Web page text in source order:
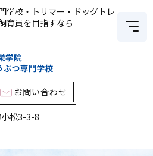
学校・トリマー・ドッグトレ
育員を目指すなら
お問い合わせ
松3-3-8